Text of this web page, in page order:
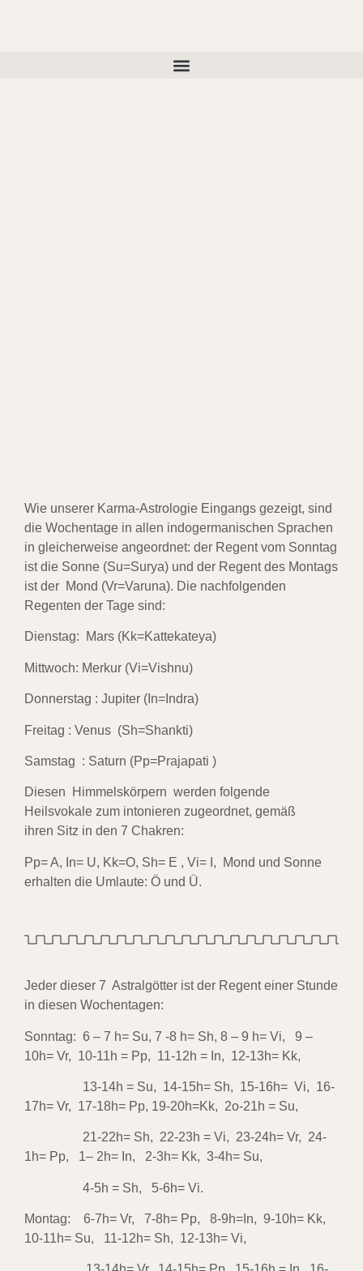
Wie unserer Karma-Astrologie Eingangs gezeigt, sind
die Wochentage in allen indogermanischen Sprachen
in gleicherweise angeordnet: der Regent vom Sonntag
ist die Sonne (Su=Surya) und der Regent des Montags
ist der Mond (Vr=Varuna). Die nachfolgenden
Regenten der Tage sind:
Dienstag: Mars (Kk=Kattekateya)
Mittwoch: Merkur (Vi=Vishnu)
Donnerstag : Jupiter (In=Indra)
Freitag : Venus (Sh=Shankti)
Samstag : Saturn (Pp=Prajapati )
Diesen Himmelskörpern werden folgende
Heilsvokale zum intonieren zugeordnet, gemäß
ihren Sitz in den 7 Chakren:
Pp= A, In= U, Kk=O, Sh= E , Vi= I, Mond und Sonne
erhalten die Umlaute: Ö und Ü.
Jeder dieser 7 Astralgötter ist der Regent einer Stunde
in diesen Wochentagen:
Sonntag: 6 – 7 h= Su, 7 -8 h= Sh, 8 – 9 h= Vi, 9 –
10h= Vr, 10-11h = Pp, 11-12h = In, 12-13h= Kk,
13-14h = Su, 14-15h= Sh, 15-16h= Vi, 16-
17h= Vr, 17-18h= Pp, 19-20h=Kk, 2o-21h = Su,
21-22h= Sh, 22-23h = Vi, 23-24h= Vr, 24-
1h= Pp, 1– 2h= In, 2-3h= Kk, 3-4h= Su,
4-5h = Sh, 5-6h= Vi.
Montag: 6-7h= Vr, 7-8h= Pp, 8-9h=In, 9-10h= Kk,
10-11h= Su, 11-12h= Sh, 12-13h= Vi,